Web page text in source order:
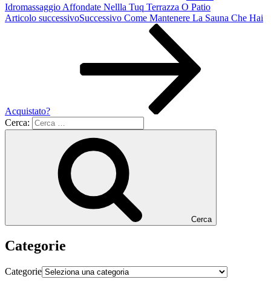
Idromassaggio Affondate Nellla Tuq Terrazza O Patio
Articolo successivoSuccessivo Come Mantenere La Sauna Che Hai
Acquistato?
Cerca:
Cerca
Categorie
Categorie